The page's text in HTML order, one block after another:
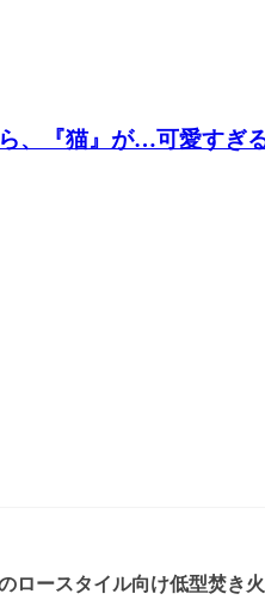
『猫』が…可愛すぎ
ロースタイル向け低型焚き